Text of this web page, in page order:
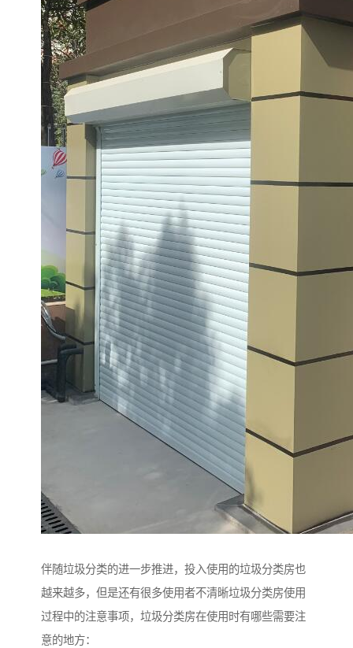
伴随垃圾分类的进一步推进，投入使用的垃圾分类房也
越来越多，但是还有很多使用者不清晰垃圾分类房使用
过程中的注意事项，垃圾分类房在使用时有哪些需要注
意的地方：